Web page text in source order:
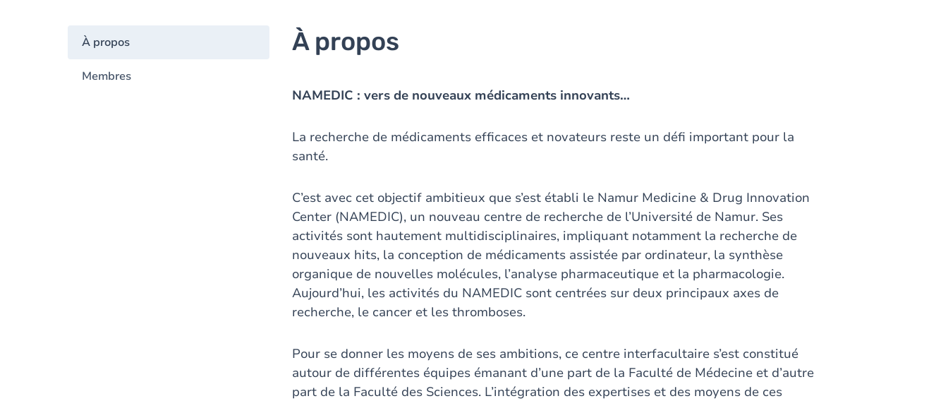
À propos
Membres
À propos
NAMEDIC : vers de nouveaux médicaments innovants…
La recherche de médicaments efficaces et novateurs reste un défi important pour la
santé.
C’est avec cet objectif ambitieux que s’est établi le Namur Medicine & Drug Innovation
Center (NAMEDIC), un nouveau centre de recherche de l’Université de Namur. Ses
activités sont hautement multidisciplinaires, impliquant notamment la recherche de
nouveaux hits, la conception de médicaments assistée par ordinateur, la synthèse
organique de nouvelles molécules, l’analyse pharmaceutique et la pharmacologie.
Aujourd’hui, les activités du NAMEDIC sont centrées sur deux principaux axes de
recherche, le cancer et les thromboses.
Pour se donner les moyens de ses ambitions, ce centre interfacultaire s’est constitué
autour de différentes équipes émanant d’une part de la Faculté de Médecine et d’autre
part de la Faculté des Sciences. L’intégration des expertises et des moyens de ces